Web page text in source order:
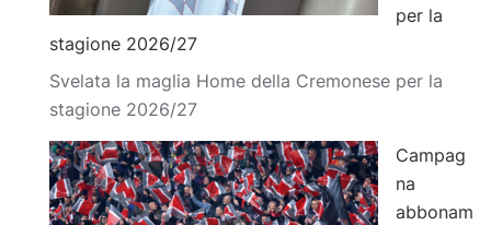
per la
stagione 2026/27
Svelata la maglia Home della Cremonese per la
stagione 2026/27
Campag
na
abbonam